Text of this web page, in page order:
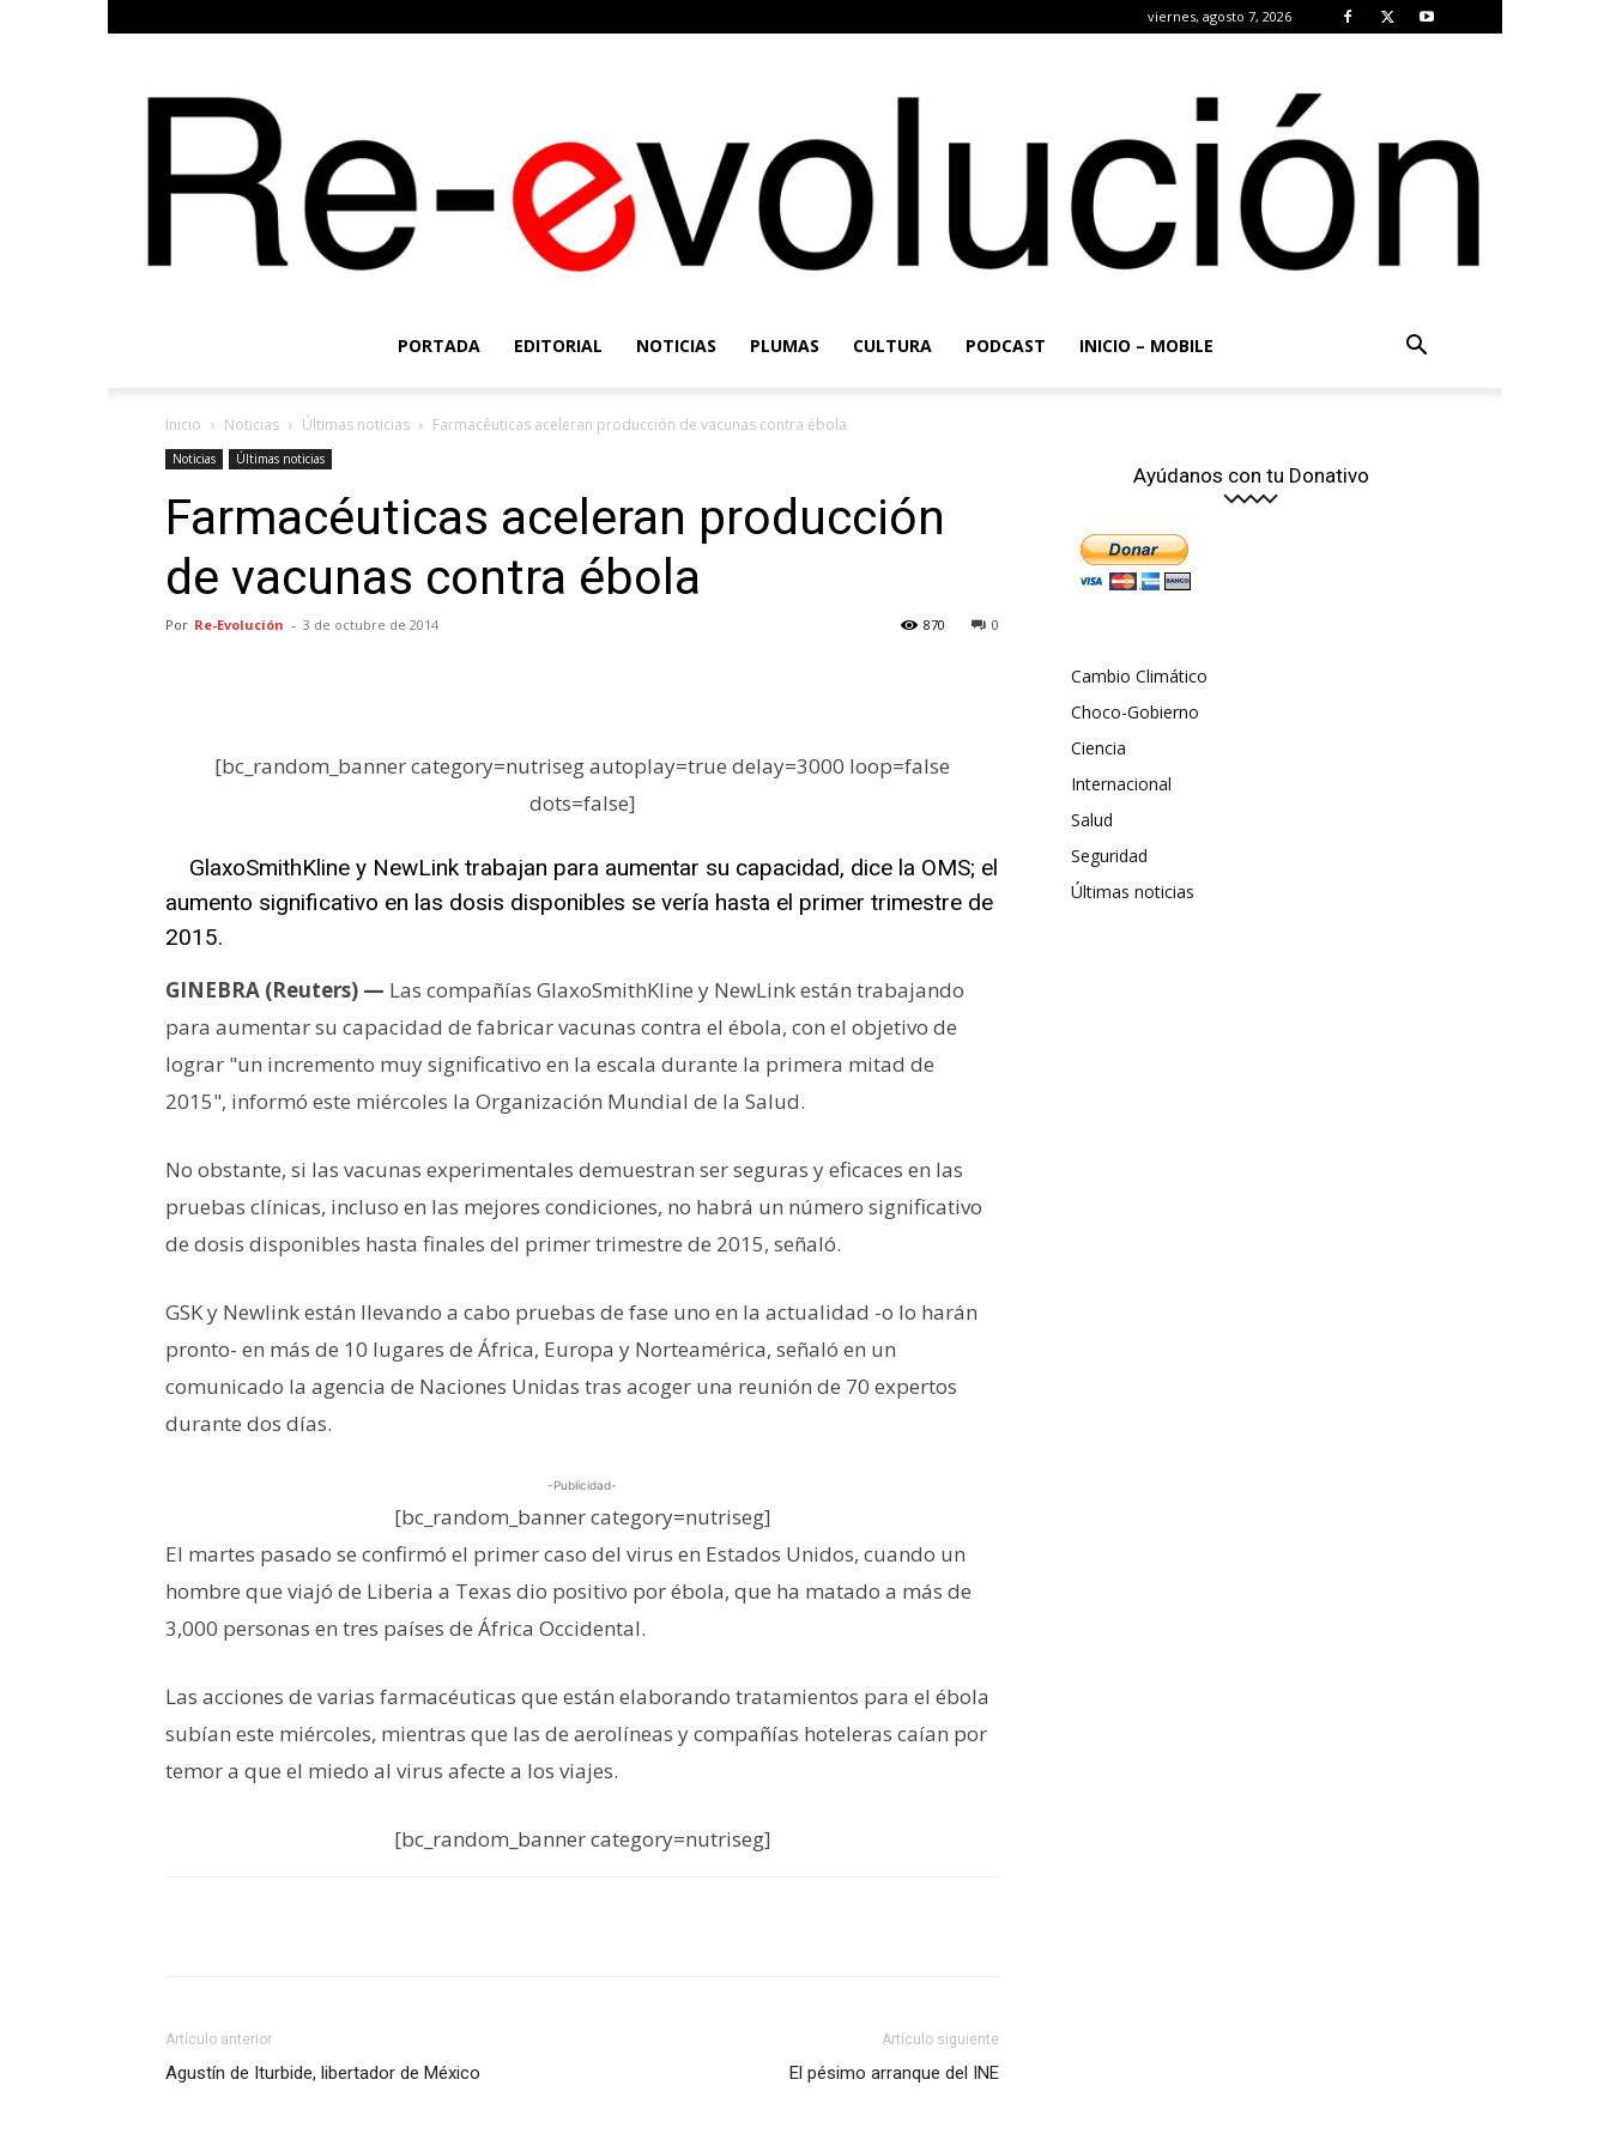
viernes, agosto 7, 2026
Evolución
PORTADA EDITORIAL NOTICIAS PLUMAS CULTURA PODCAST INICIO – MOBILE
Inicio Noticias Últimas noticias Farmacéuticas aceleran producción de vacunas contra ébola
Noticias Últimas noticias
Farmacéuticas aceleran producción
de vacunas contra ébola
Por Re-Evolución - 3 de octubre de 2014 0
870
[bc_random_banner category=nutriseg autoplay=true delay=3000 loop=false
dots=false]
GlaxoSmithKline y NewLink trabajan para aumentar su capacidad, dice la OMS; el
aumento significativo en las dosis disponibles se vería hasta el primer trimestre de
2015.
GINEBRA (Reuters) — Las compañías GlaxoSmithKline y NewLink están trabajando
para aumentar su capacidad de fabricar vacunas contra el ébola, con el objetivo de
lograr "un incremento muy significativo en la escala durante la primera mitad de
2015", informó este miércoles la Organización Mundial de la Salud.
No obstante, si las vacunas experimentales demuestran ser seguras y eficaces en las
pruebas clínicas, incluso en las mejores condiciones, no habrá un número significativo
de dosis disponibles hasta finales del primer trimestre de 2015, señaló.
GSK y Newlink están llevando a cabo pruebas de fase uno en la actualidad -o lo harán
pronto- en más de 10 lugares de África, Europa y Norteamérica, señaló en un
comunicado la agencia de Naciones Unidas tras acoger una reunión de 70 expertos
durante dos días.
-Publicidad-
[bc_random_banner category=nutriseg]
El martes pasado se confirmó el primer caso del virus en Estados Unidos, cuando un
hombre que viajó de Liberia a Texas dio positivo por ébola, que ha matado a más de
3,000 personas en tres países de África Occidental.
Las acciones de varias farmacéuticas que están elaborando tratamientos para el ébola
subían este miércoles, mientras que las de aerolíneas y compañías hoteleras caían por
temor a que el miedo al virus afecte a los viajes.
[bc_random_banner category=nutriseg]
Artículo anterior
Agustín de Iturbide, libertador de México
Artículo siguiente
El pésimo arranque del INE
Ayúdanos con tu Donativo
Cambio Climático
Choco-Gobierno
Ciencia
Internacional
Salud
Seguridad
Últimas noticias